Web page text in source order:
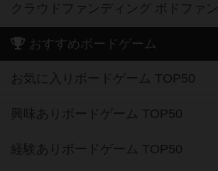
クラウドファンディング ボドファン
おすすめボードゲーム
お気に入りボードゲーム TOP50
興味ありボードゲーム TOP50
経験ありボードゲーム TOP50